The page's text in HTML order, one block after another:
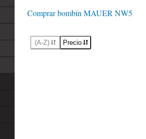
Comprar bombín MAUER NW5
(A-Z) Precio